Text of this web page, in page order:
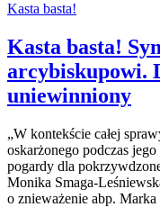
Kasta basta!
Kasta basta!
arcybiskupowi.
uniewinniony
„W kontekście całej
oskarżonego podczas
pogardy dla
Monika Smaga-
o znieważenie abp. Marka